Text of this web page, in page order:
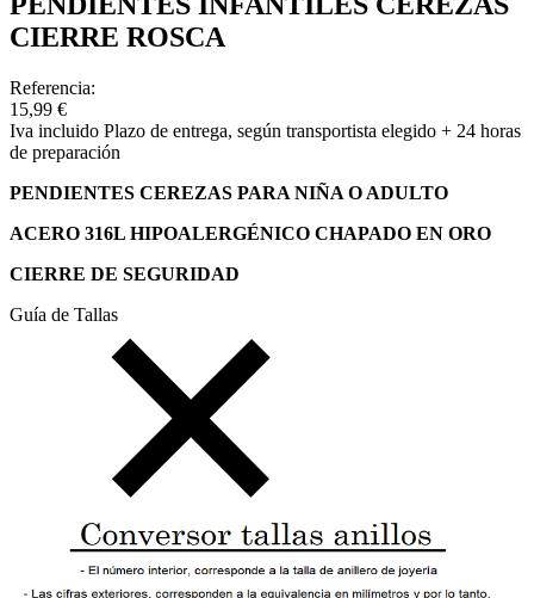
CIERRE ROSCA
Referencia:
15,99 €
Iva incluido Plazo de entrega, según transportista elegido + 24 horas
de preparación
PENDIENTES CEREZAS PARA NIÑA O ADULTO
ACERO 316L HIPOALERGÉNICO CHAPADO EN ORO
CIERRE DE SEGURIDAD
Guía de Tallas